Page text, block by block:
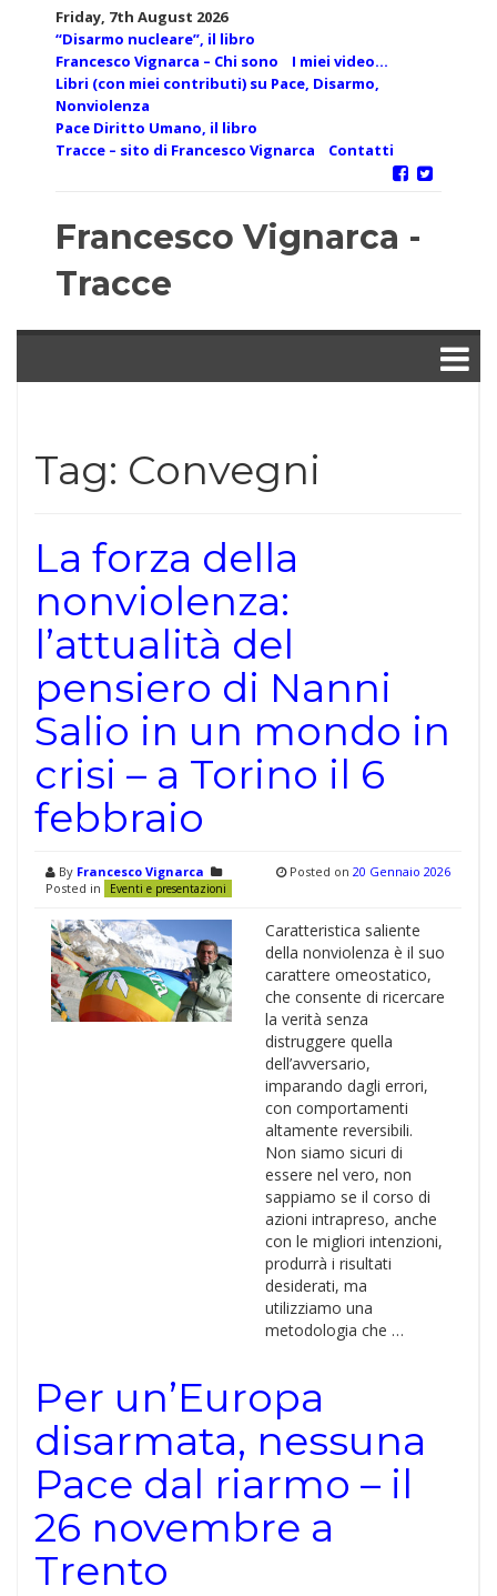
Friday, 7th August 2026
“Disarmo nucleare”, il libro
Francesco Vignarca – Chi sono
I miei video…
Libri (con miei contributi) su Pace, Disarmo,
Nonviolenza
Pace Diritto Umano, il libro
Tracce – sito di Francesco Vignarca
Contatti
Francesco Vignarca -
Tracce
Tag: Convegni
La forza della
nonviolenza:
l’attualità del
pensiero di Nanni
Salio in un mondo in
crisi – a Torino il 6
febbraio
By Francesco Vignarca
Posted in
Eventi e presentazioni
Posted on 20 Gennaio 2026
Caratteristica saliente
della nonviolenza è il suo
carattere omeostatico,
che consente di ricercare
la verità senza
distruggere quella
dell’avversario,
imparando dagli errori,
con comportamenti
altamente reversibili.
Non siamo sicuri di
essere nel vero, non
sappiamo se il corso di
azioni intrapreso, anche
con le migliori intenzioni,
produrrà i risultati
desiderati, ma
utilizziamo una
metodologia che …
Per un’Europa
disarmata, nessuna
Pace dal riarmo – il
26 novembre a
Trento